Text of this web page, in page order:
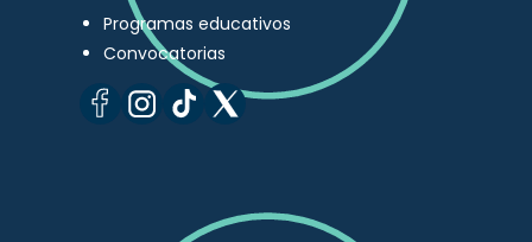
Programas educativos
Convocatorias